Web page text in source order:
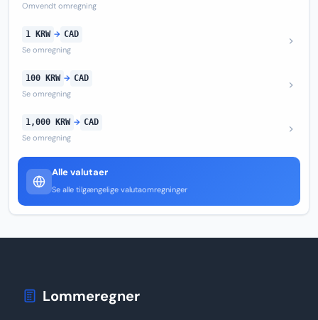
Omvendt omregning
1 KRW → CAD
Se omregning
100 KRW → CAD
Se omregning
1,000 KRW → CAD
Se omregning
Alle valutaer
Se alle tilgængelige valutaomregninger
Lommeregner